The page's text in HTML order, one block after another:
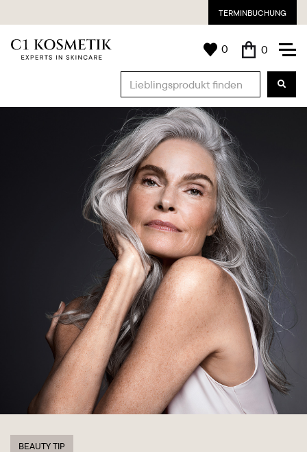
TERMINBUCHUNG
0 0
BEAUTY TIP